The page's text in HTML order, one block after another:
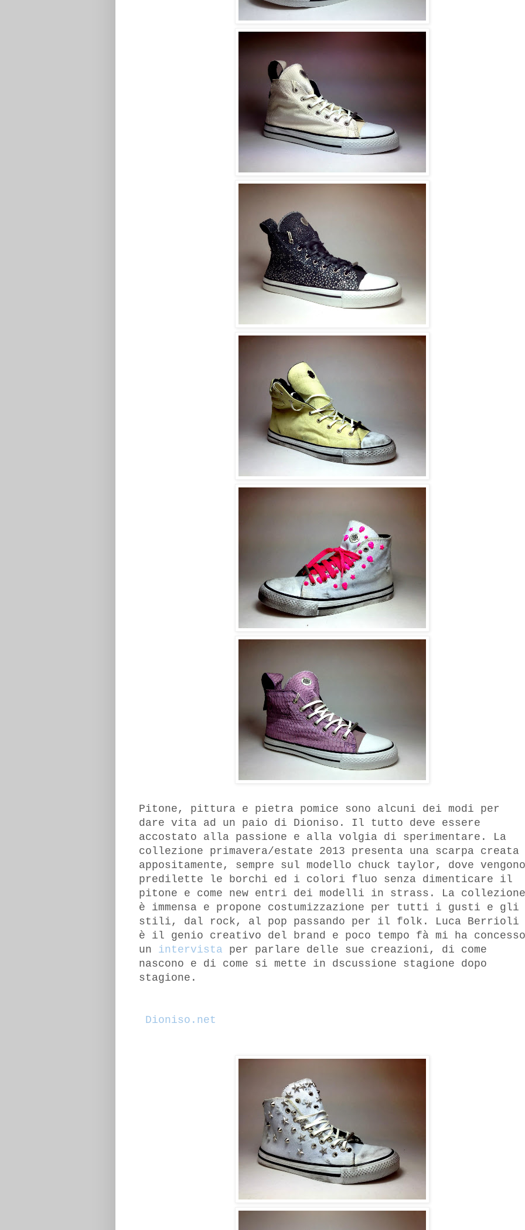
Pitone, pittura e pietra pomice sono alcuni dei modi per
dare vita ad un paio di Dioniso. Il tutto deve essere
accostato alla passione e alla volgia di sperimentare. La
collezione primavera/estate 2013 presenta una scarpa creata
appositamente, sempre sul modello chuck taylor, dove vengono
predilette le borchi ed i colori fluo senza dimenticare il
pitone e come new entri dei modelli in strass. La collezione
è immensa e propone costumizzazione per tutti i gusti e gli
stili, dal rock, al pop passando per il folk. Luca Berrioli
è il genio creativo del brand e poco tempo fà mi ha concesso
un intervista per parlare delle sue creazioni, di come
nascono e di come si mette in dscussione stagione dopo
stagione.
Dioniso.net